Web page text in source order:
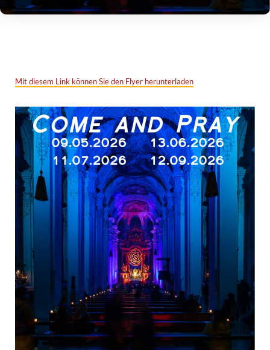
Mit diesem Link können Sie den Flyer herunterladen